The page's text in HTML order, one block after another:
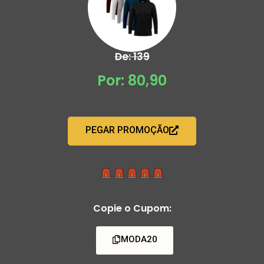
De: 139
Por: 80,90
PEGAR PROMOÇÃO
Copie o Cupom:
MODA20